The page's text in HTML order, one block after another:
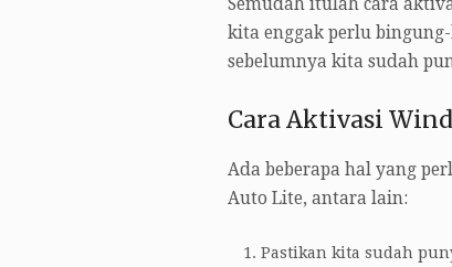
Semudah itulah cara
kita enggak perlu
sebelumnya kita sudah
Cara Aktivasi
Ada beberapa hal yang
Auto Lite, antara lain:
Pastikan kita sudah